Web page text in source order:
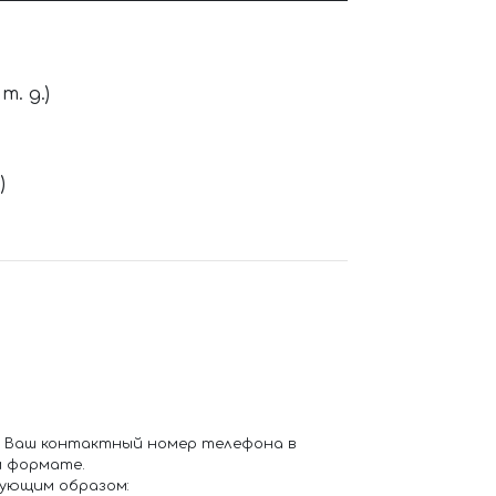
д.)
контактный номер телефона в
формате.
образом: